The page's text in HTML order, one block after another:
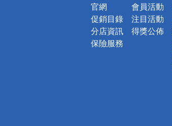
官網
促銷目錄
分店資訊
保險服務
會員活動
注目活動
得獎公佈